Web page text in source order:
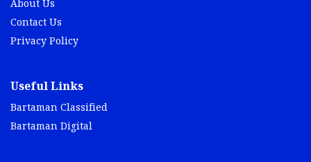
About Us
Contact Us
Privacy Policy
Useful Links
Bartaman Classified
Bartaman Digital